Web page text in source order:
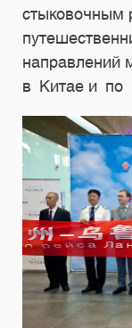
стыковочным
направлений
в Китае и по